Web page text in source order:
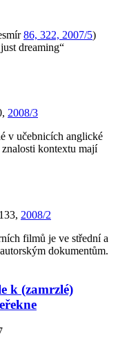
86, 322, 2007/5)
dreaming“
2008/3
v učebnicích anglické
kontextu mají
2008/2
filmů je ve střední a
dokumentům.
k (zamrzlé)